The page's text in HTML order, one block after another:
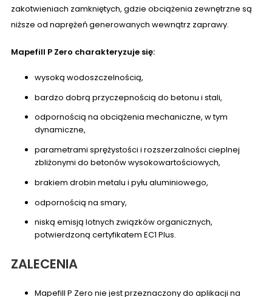
zakotwieniach zamkniętych, gdzie obciążenia zewnętrzne są
niższe od naprężeń generowanych wewnątrz zaprawy.
Mapefill P Zero charakteryzuje się:
wysoką wodoszczelnością,
bardzo dobrą przyczepnością do betonu i stali,
odpornością na obciążenia mechaniczne, w tym
dynamiczne,
parametrami sprężystości i rozszerzalności cieplnej
zbliżonymi do betonów wysokowartościowych,
brakiem drobin metalu i pyłu aluminiowego,
odpornością na smary,
niską emisją lotnych związków organicznych,
potwierdzoną certyfikatem EC1 Plus.
ZALECENIA
Mapefill P Zero nie jest przeznaczony do aplikacji na